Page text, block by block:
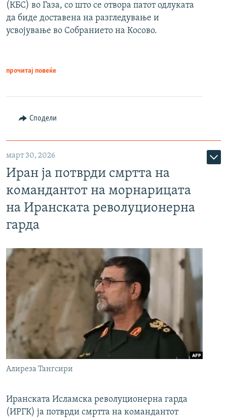
(КБС) во Газа, со што се отвора патот одлуката
да биде доставена на разгледување и
усвојување во Собранието на Косово.
прочитај повеќе
Сподели
март 30, 2026
Иран ја потврди смртта на
командантот на морнарицата
на Иранската револуционерна
гарда
Алиреза Тангсири
Иранската Исламска револуционерна гарда
(ИРГК) ја потврди смртта на командантот